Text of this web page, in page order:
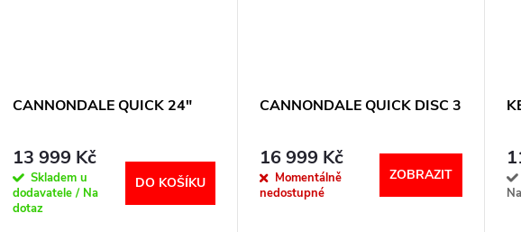
CANNONDALE QUICK 24"
13 999 Kč
Skladem u
dodavatele / Na
dotaz
DO KOŠÍKU
CANNONDALE QUICK DISC 3
16 999 Kč
Momentálně
nedostupné
ZOBRAZIT